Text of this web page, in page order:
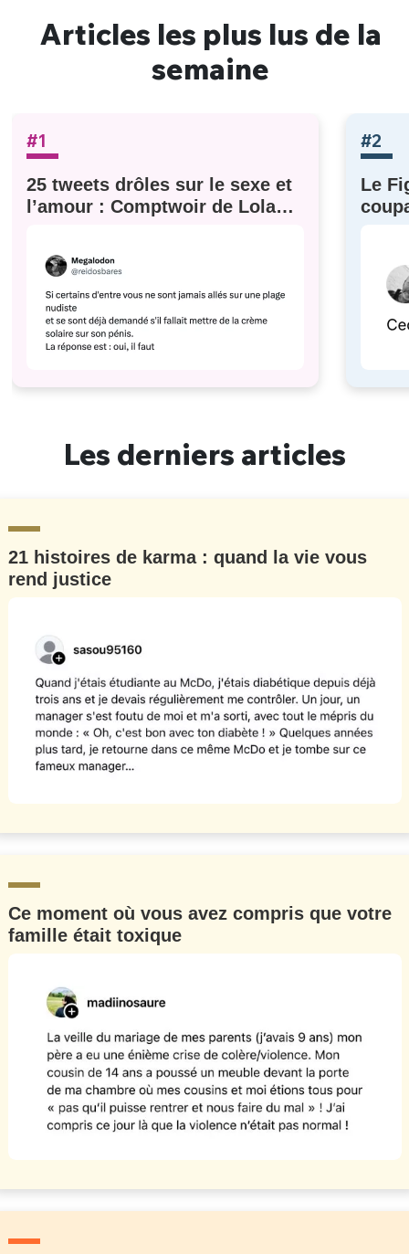
Articles les plus lus de la
semaine
#1
25 tweets drôles sur le sexe et
l’amour : Comptwoir de Lola
#2
Le
Les derniers articles
21 histoires de karma : quand la vie vous
rend justice
Ce moment où vous avez compris que votre
famille était toxique